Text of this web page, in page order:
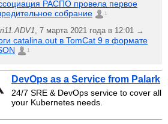
РАСПО провела первое
собрание
1
, 7 марта 2021 года в 12:01 →
catalina.out в TomCat 9 в формате
1
DevOps as a Service from Palark
24/7 SRE & DevOps service to cover all
your Kubernetes needs.